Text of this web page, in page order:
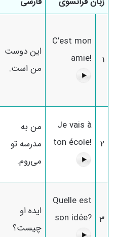
1
C’est mon
amie!
این دوست
من است.
2
Je vais à
ton école!
من به
مدرسه تو
می‌روم.
3
Quelle est
son idée?
ایده او
چیست؟